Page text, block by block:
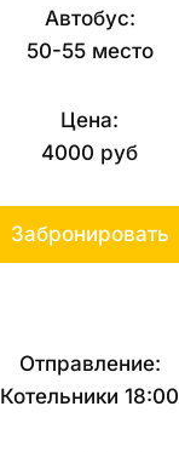
Автобус:
50-55 место
Цена:
4000 руб
Забронировать
Отправление:
Котельники 18:00